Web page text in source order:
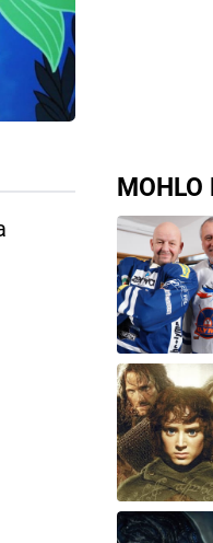
MOHLO